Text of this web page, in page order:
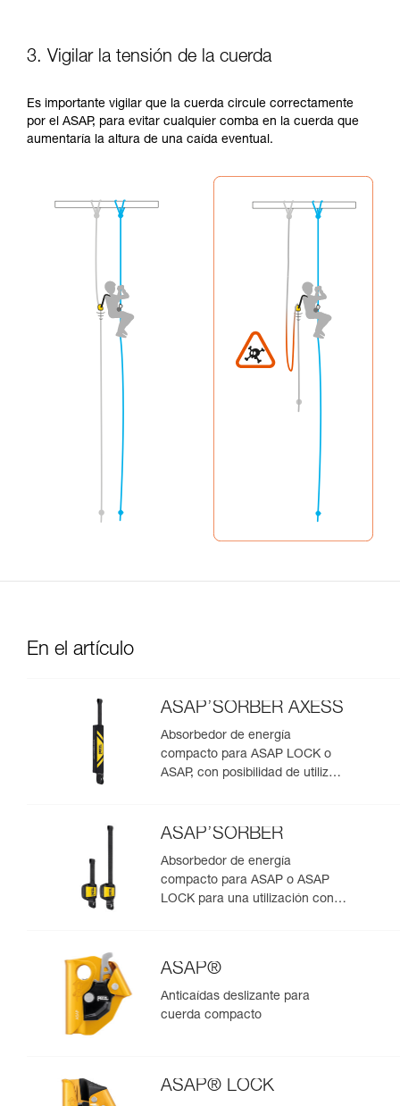
3. Vigilar la tensión de la cuerda
Es importante vigilar que la cuerda circule correctamente
por el ASAP, para evitar cualquier comba en la cuerda que
aumentaría la altura de una caída eventual.
En el artículo
ASAP’SORBER AXESS
Absorbedor de energía
compacto para ASAP LOCK o
ASAP, con posibilidad de utilizar
ASAP’SORBER
Absorbedor de energía
compacto para ASAP o ASAP
LOCK para una utilización con
ASAP®
Anticaídas deslizante para
cuerda compacto
ASAP® LOCK